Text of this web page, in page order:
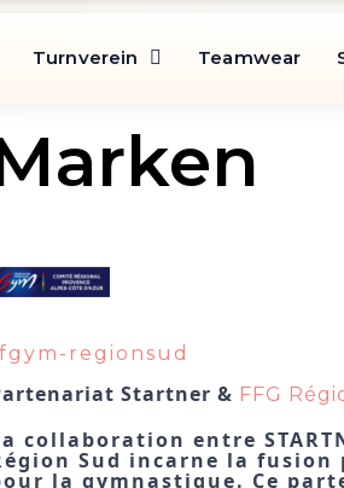
Turnverein Teamwear
regionsud
Startner & FFG
collaboration entre
Sud incarne la
la gymnastique. Ce